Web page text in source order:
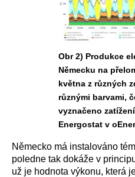
Obr 2) Produkce
Německu na
května z různých
různými barvami,
vyznačeno
Energostat v
Německo má instalováno
poledne tak dokáže v
už je hodnota výkonu, která